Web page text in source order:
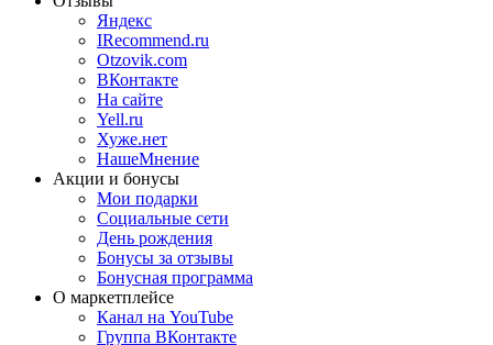
Яндекс
IRecommend.ru
Otzovik.com
ВКонтакте
На сайте
Yell.ru
Хуже.нет
НашеМнение
Акции и бонусы
Мои подарки
Социальные сети
День рождения
Бонусы за отзывы
Бонусная программа
О маркетплейсе
Канал на YouTube
Группа ВКонтакте